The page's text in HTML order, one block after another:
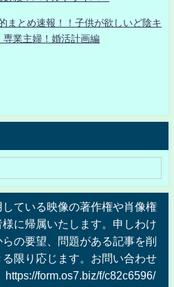
まとめ速報！！子供が欲しいど陰キ
専業主婦！婚活計画編
ている映像の著作権や肖像権
に帰属いたします。申しわけ
の要望、問題がある記事を削
限り応じます。お問い合わせ
form.os7.biz/f/c82c6596/